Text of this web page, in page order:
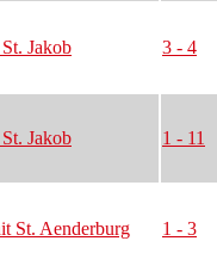
Jakob 3 - 4
Jakob 1 - 11
St. Aenderburg 1 - 3